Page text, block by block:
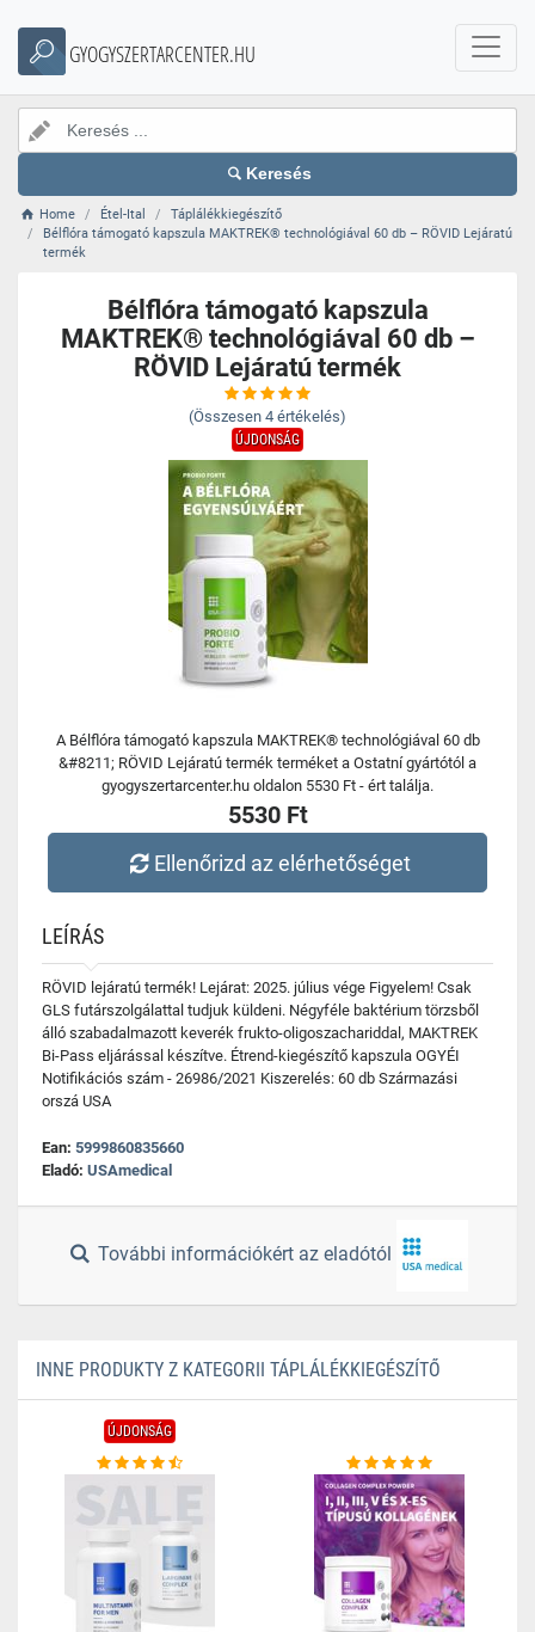
GYOGYSZERTARCENTER.HU
Keresés
Home Étel-Ital
Táplálékkiegészítő
Bélflóra támogató kapszula MAKTREK® technológiával 60 db – RÖVID Lejáratú
termék
Bélflóra támogató kapszula
MAKTREK® technológiával 60 db –
RÖVID Lejáratú termék
(Összesen 4 értékelés)
ÚJDONSÁG
A Bélflóra támogató kapszula MAKTREK® technológiával 60 db
&#8211; RÖVID Lejáratú termék terméket a Ostatní gyártótól a
gyogyszertarcenter.hu oldalon 5530 Ft - ért találja.
5530 Ft
Ellenőrizd az elérhetőséget
LEÍRÁS
RÖVID lejáratú termék! Lejárat: 2025. július vége Figyelem! Csak
GLS futárszolgálattal tudjuk küldeni. Négyféle baktérium törzsből
álló szabadalmazott keverék frukto-oligoszachariddal, MAKTREK
Bi-Pass eljárással készítve. Étrend-kiegészítő kapszula OGYÉI
Notifikációs szám - 26986/2021 Kiszerelés: 60 db Származási
orszá USA
Ean: 5999860835660
Eladó: USAmedical
További információkért az eladótól
INNE PRODUKTY Z KATEGORII TÁPLÁLÉKKIEGÉSZÍTŐ
ÚJDONSÁG